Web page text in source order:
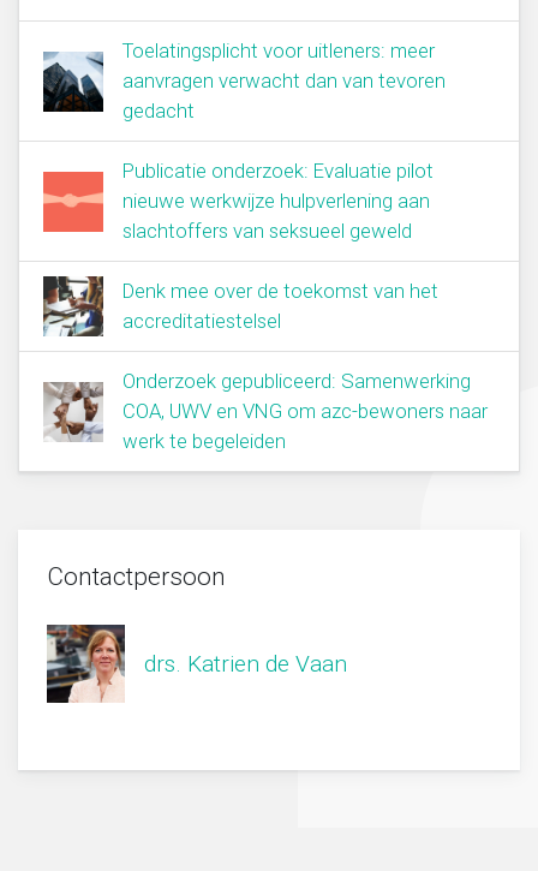
Toelatingsplicht voor uitleners: meer
aanvragen verwacht dan van tevoren
gedacht
Publicatie onderzoek: Evaluatie pilot
nieuwe werkwijze hulpverlening aan
slachtoffers van seksueel geweld
Denk mee over de toekomst van het
accreditatiestelsel
Onderzoek gepubliceerd: Samenwerking
COA, UWV en VNG om azc-bewoners naar
werk te begeleiden
Contactpersoon
drs. Katrien de Vaan